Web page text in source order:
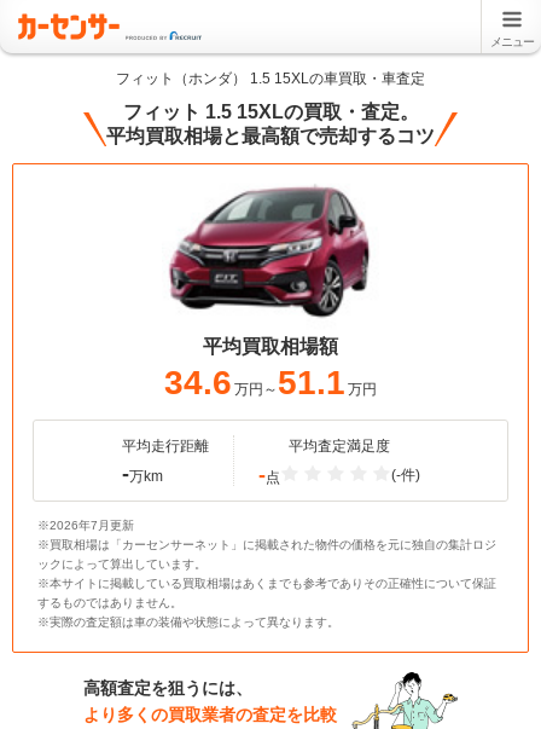
メニュー
フィット（ホンダ） 1.5 15XLの車買取・車査定
フィット 1.5 15XLの買取・査定。
平均買取相場と最高額で売却するコツ
平均買取相場額
34.6 万円～ 51.1 万円
平均走行距離
-万km
平均査定満足度
-点 (-件)
※2026年7月更新
※買取相場は「カーセンサーネット」に掲載された物件の価格を元に独自の集計ロジ
ックによって算出しています。
※本サイトに掲載している買取相場はあくまでも参考でありその正確性について保証
するものではありません。
※実際の査定額は車の装備や状態によって異なります。
高額査定を狙うには、
より多くの買取業者の査定を比較